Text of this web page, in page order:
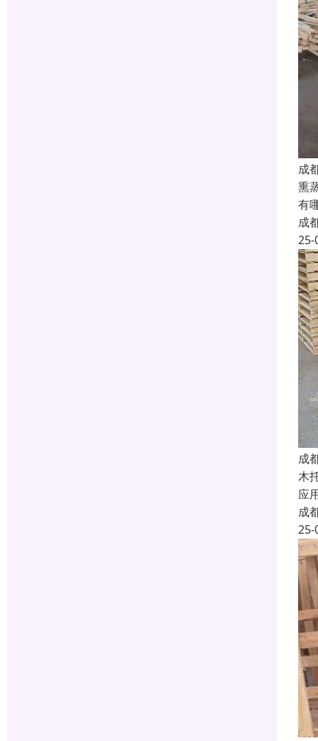
成
熏
有
成
25-
成
木
应
成
25-